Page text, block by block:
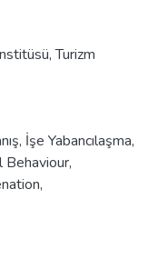
Turizm
, İşe Yabancılaşma,
Behaviour,
,